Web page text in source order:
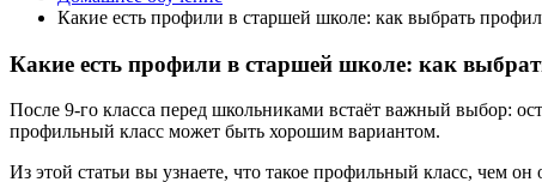
Какие есть профили в старшей школе: как выбрать
Какие есть профили в старшей школе: как
После 9-го класса перед школьниками встаёт важный выбор:
профильный класс может быть хорошим вариантом.
Из этой статьи вы узнаете, что такое профильный класс, чем